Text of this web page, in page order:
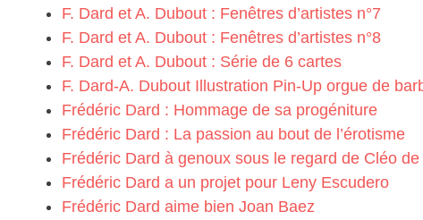
F. Dard et A. Dubout : Fenêtres d’artistes n°7
F. Dard et A. Dubout : Fenêtres d’artistes n°8
F. Dard et A. Dubout : Série de 6 cartes
F. Dard-A. Dubout Illustration Pin-Up orgue de
Frédéric Dard : Hommage de sa progéniture
Frédéric Dard : La passion au bout de l’érotisme
Frédéric Dard à genoux sous le regard de Cléo
Frédéric Dard a un projet pour Leny Escudero
Frédéric Dard aime bien Joan Baez